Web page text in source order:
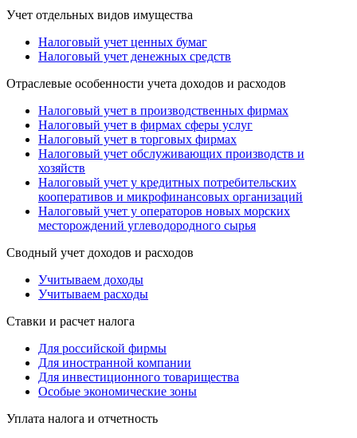
Учет отдельных видов имущества
Налоговый учет ценных бумаг
Налоговый учет денежных средств
Отраслевые особенности учета доходов и расходов
Налоговый учет в производственных фирмах
Налоговый учет в фирмах сферы услуг
Налоговый учет в торговых фирмах
Налоговый учет обслуживающих производств и
хозяйств
Налоговый учет у кредитных потребительских
кооперативов и микрофинансовых организаций
Налоговый учет у операторов новых морских
месторождений углеводородного сырья
Сводный учет доходов и расходов
Учитываем доходы
Учитываем расходы
Ставки и расчет налога
Для российской фирмы
Для иностранной компании
Для инвестиционного товарищества
Особые экономические зоны
Уплата налога и отчетность